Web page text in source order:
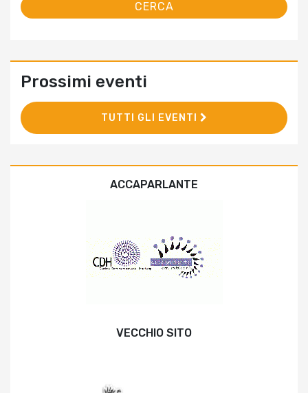
Prossimi eventi
TUTTI GLI EVENTI
ACCAPARLANTE
VECCHIO SITO